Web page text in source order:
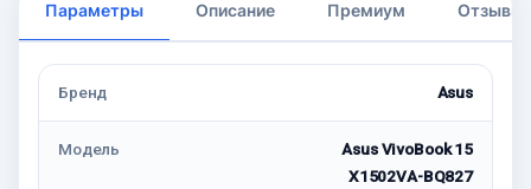
Параметры Описание Премиум Отзывы
Бренд Asus
Модель
Asus VivoBook 15
X1502VA-BQ827